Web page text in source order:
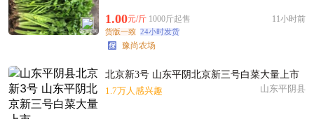
1.00元/斤 1000斤起售 11小时前
货版一致 24小时发货
豫尚农场
北京新3号 山东平阴北京新三号白菜大量上市
1.7万人感兴趣
山东平阴县